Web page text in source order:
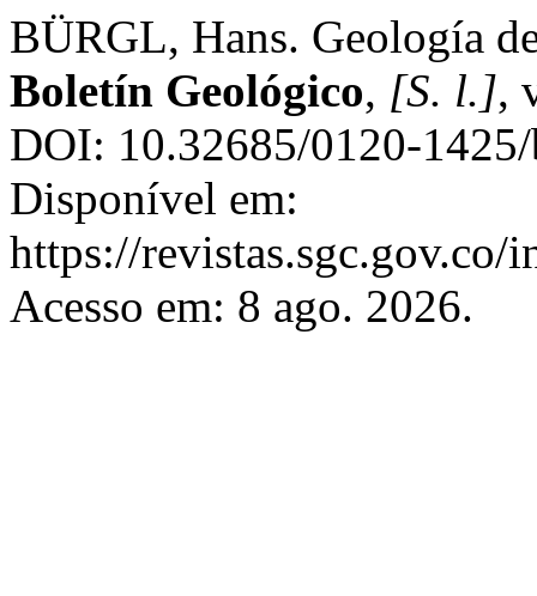
BÜRGL, Hans. Geología
Boletín Geológico, [S. l.],
DOI: 10.32685/0120-
Disponível em:
https://
Acesso em: 8 ago. 2026.